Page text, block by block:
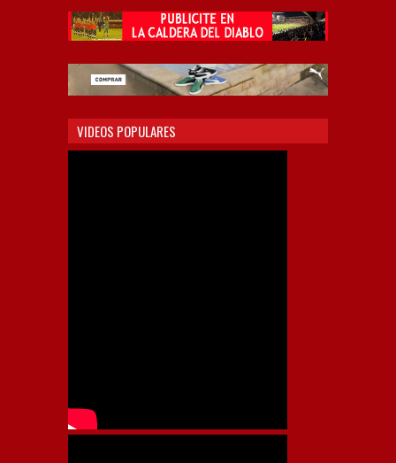
VIDEOS POPULARES